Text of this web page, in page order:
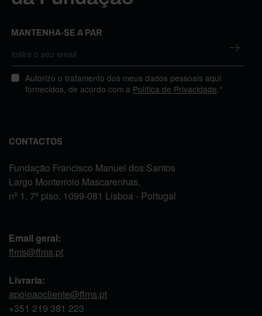
MANTENHA-SE A PAR
Autorizo o tratamento dos meus dados pessoais aqui
fornecidos, de acordo com a Política de Privacidade .*
CONTACTOS
Fundação Francisco Manuel dos Santos
Largo Monterroio Mascarenhas,
nº 1, 7º piso, 1099-081 Lisboa - Portugal
Email geral:
ffms@ffms.pt
Livraria:
apoioaocliente@ffms.pt
+351 219 381 223